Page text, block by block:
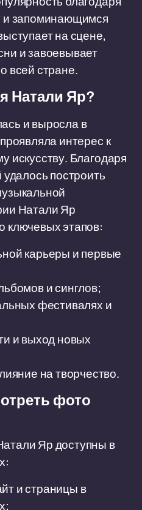
и запоминающимся
на сцене,
и завоевывает
всей стране.
Натали Яр?
и выросла в
интерес к
искусству. Благодаря
построить
Натали Яр
ключевых этапов:
карьеры и первые
и синглов;
фестивалях и
и выход новых
на творчество.
фото
Яр доступны в
и страницы в